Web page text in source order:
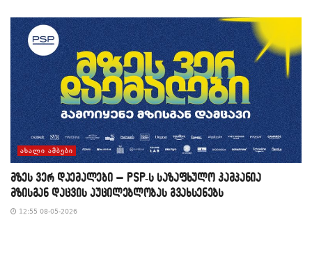
ᲐᲮᲐᲚᲘ ᲐᲛᲑᲔᲑᲘ
მზეს ვერ დაემალები – PSP-ს საზაფხულო კამპანია
მზისგან დაცვის აუცილებლობას გვახსენებს
12:55 08-05-2026